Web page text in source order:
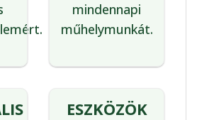
mindennapi
műhelymunkát.
ESZKÖZÖK